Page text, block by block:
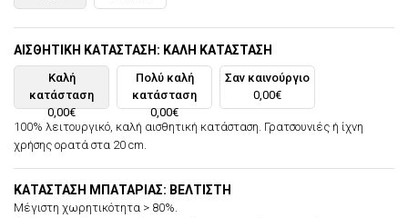
ΑΙΣΘΗΤΙΚΉ ΚΑΤΆΣΤΑΣΗ: ΚΑΛΉ ΚΑΤΆΣΤΑΣΗ
Καλή
κατάσταση
0,00€
Πολύ καλή
κατάσταση
0,00€
Σαν καινούργιο
0,00€
100% λειτουργικό, καλή αισθητική κατάσταση. Γρατσουνιές ή ίχνη
χρήσης ορατά στα 20 cm.
ΚΑΤΆΣΤΑΣΗ ΜΠΑΤΑΡΊΑΣ: ΒΈΛΤΙΣΤΗ
Μέγιστη χωρητικότητα > 80%.